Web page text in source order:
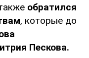
обратился
, которые до
Пескова.